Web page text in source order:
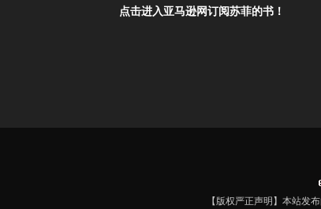
点击进入亚马逊网订阅苏菲的书！
【版权严正声明】本站发